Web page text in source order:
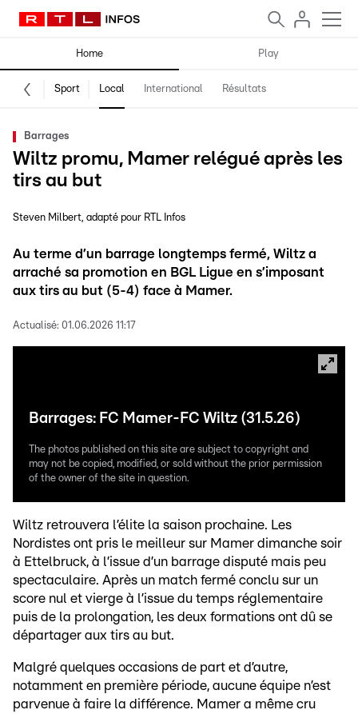
Home Play
Sport Local International Résultats
Barrages
Wiltz promu, Mamer relégué après les
tirs au but
Steven Milbert adapté pour RTL Infos
Au terme d’un barrage longtemps fermé, Wiltz a
arraché sa promotion en BGL Ligue en s’imposant
aux tirs au but (5-4) face à Mamer.
Actualisé: 01.06.2026 11:17
Barrages: FC Mamer-FC Wiltz (31.5.26)
The photos published on this site are subject to copyright and
may not be copied, modified, or sold without the prior permission
of the owner of the site in question.
Wiltz retrouvera l’élite la saison prochaine. Les
Nordistes ont pris le meilleur sur Mamer dimanche soir
à Ettelbruck, à l’issue d’un barrage disputé mais peu
spectaculaire. Après un match fermé conclu sur un
score nul et vierge à l’issue du temps réglementaire
puis de la prolongation, les deux formations ont dû se
départager aux tirs au but.
Malgré quelques occasions de part et d’autre,
notamment en première période, aucune équipe n’est
parvenue à faire la différence. Mamer a même cru